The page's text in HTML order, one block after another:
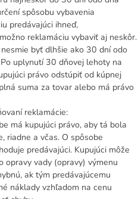
spôsobu vybavenia
predávajúci ihneď,
reklamáciu vybaviť aj neskôr.
byť dlhšie ako 30 dní odo
uplynutí 30 dňovej lehoty na
právo odstúpiť od kúpnej
suma za tovar alebo má právo
reklamácie:
má kupujúci právo, aby tá bola
riadne a včas. O spôsobe
predávajúci. Kupujúci môže
opravy vady (opravy) výmenu
ak tým predávajúcemu
náklady vzhľadom na cenu